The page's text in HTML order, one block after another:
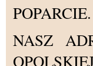
POPARCIE.
NASZ